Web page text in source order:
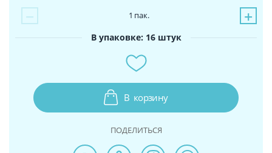
− +
1 пак.
В упаковке: 16 штук
В корзину
ПОДЕЛИТЬСЯ